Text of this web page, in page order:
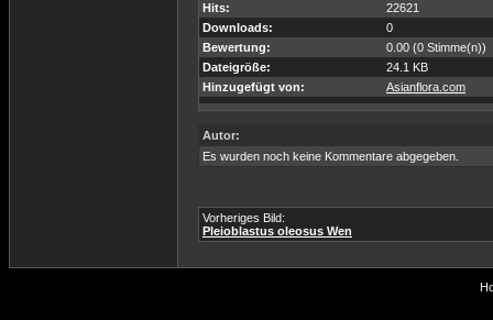
Hits:
22621
Downloads:
0
Bewertung:
0.00 (0 Stimme(n))
Dateigröße:
24.1 KB
Hinzugefügt von:
Asianflora.com
Autor:
Es wurden noch keine Kommentare abgegeben.
Vorheriges Bild:
Pleioblastus oleosus Wen